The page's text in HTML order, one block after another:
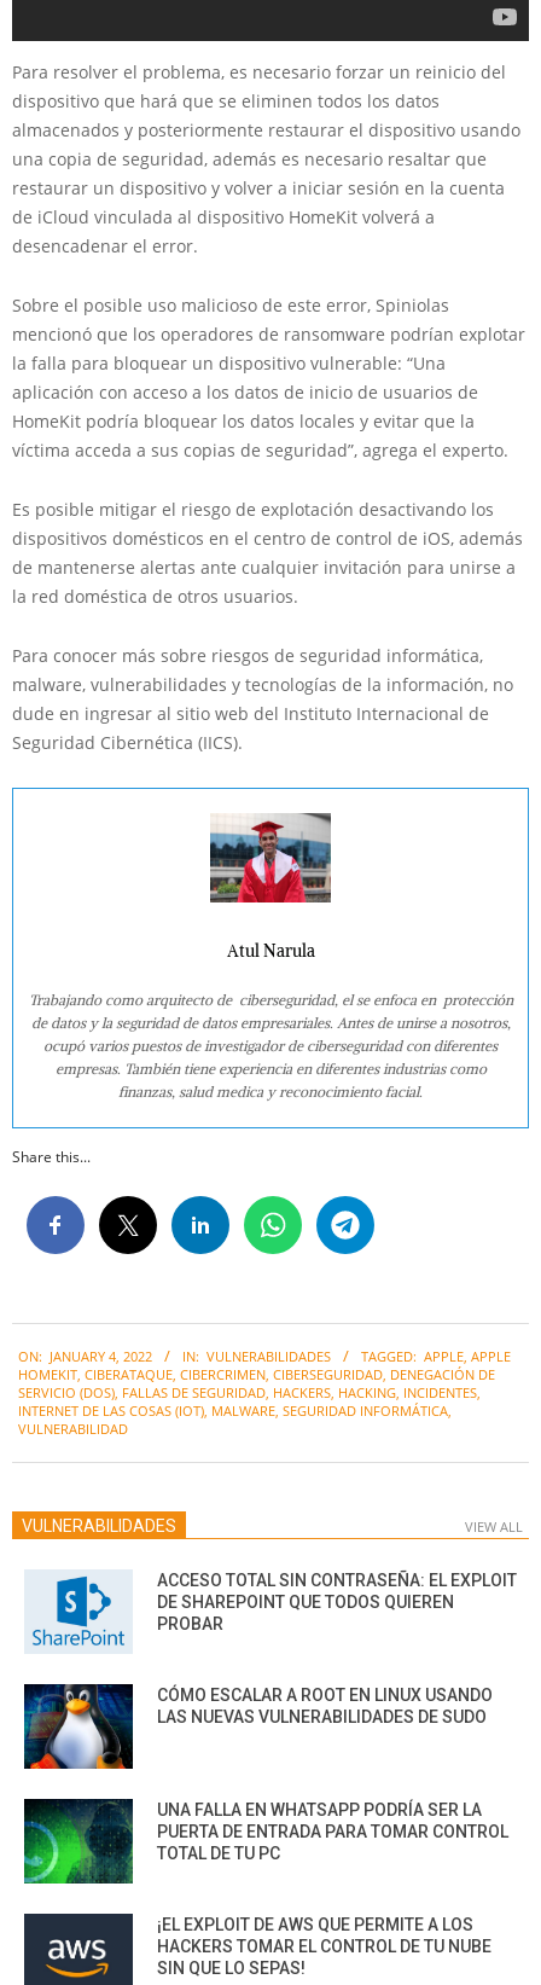
Para resolver el problema, es necesario forzar un reinicio del
dispositivo que hará que se eliminen todos los datos
almacenados y posteriormente restaurar el dispositivo usando
una copia de seguridad, además es necesario resaltar que
restaurar un dispositivo y volver a iniciar sesión en la cuenta
de iCloud vinculada al dispositivo HomeKit volverá a
desencadenar el error.
Sobre el posible uso malicioso de este error, Spiniolas
mencionó que los operadores de ransomware podrían explotar
la falla para bloquear un dispositivo vulnerable: “Una
aplicación con acceso a los datos de inicio de usuarios de
HomeKit podría bloquear los datos locales y evitar que la
víctima acceda a sus copias de seguridad”, agrega el experto.
Es posible mitigar el riesgo de explotación desactivando los
dispositivos domésticos en el centro de control de iOS, además
de mantenerse alertas ante cualquier invitación para unirse a
la red doméstica de otros usuarios.
Para conocer más sobre riesgos de seguridad informática,
malware, vulnerabilidades y tecnologías de la información, no
dude en ingresar al sitio web del Instituto Internacional de
Seguridad Cibernética (IICS).
Atul Narula
Trabajando como arquitecto de ciberseguridad, el se enfoca en protección
de datos y la seguridad de datos empresariales. Antes de unirse a nosotros,
ocupó varios puestos de investigador de ciberseguridad con diferentes
empresas. También tiene experiencia en diferentes industrias como
finanzas, salud medica y reconocimiento facial.
Share this...
01-
04
ON: JANUARY 4, 2022 IN: VULNERABILIDADES TAGGED: APPLE, APPLE
HOMEKIT, CIBERATAQUE, CIBERCRIMEN, CIBERSEGURIDAD, DENEGACIÓN DE
SERVICIO (DOS), FALLAS DE SEGURIDAD, HACKERS, HACKING, INCIDENTES,
INTERNET DE LAS COSAS (IOT), MALWARE, SEGURIDAD INFORMÁTICA,
VULNERABILIDAD
VULNERABILIDADES VIEW ALL
ACCESO TOTAL SIN CONTRASEÑA: EL EXPLOIT
DE SHAREPOINT QUE TODOS QUIEREN
PROBAR
CÓMO ESCALAR A ROOT EN LINUX USANDO
LAS NUEVAS VULNERABILIDADES DE SUDO
UNA FALLA EN WHATSAPP PODRÍA SER LA
PUERTA DE ENTRADA PARA TOMAR CONTROL
TOTAL DE TU PC
¡EL EXPLOIT DE AWS QUE PERMITE A LOS
HACKERS TOMAR EL CONTROL DE TU NUBE
SIN QUE LO SEPAS!